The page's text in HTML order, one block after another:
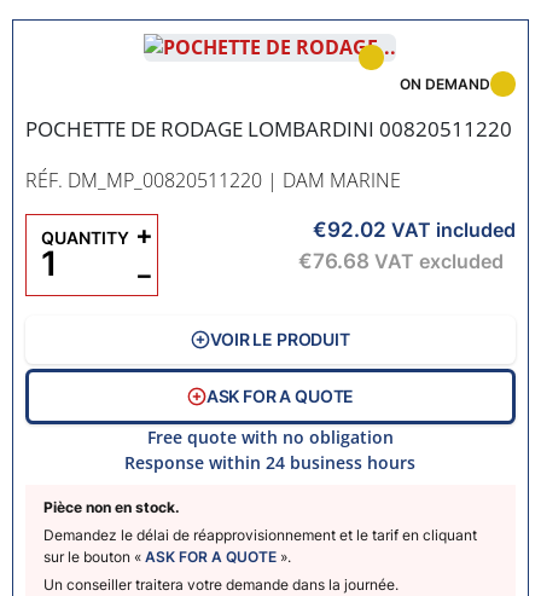
POCHETTE DE RODAGE LOMBARDINI 00820511220
RÉF. DM_MP_00820511220 | DAM MARINE
Pièce non en stock.
Demandez le délai de réapprovisionnement et le tarif en cliquant
sur le bouton « ASK FOR A QUOTE ».
Un conseiller traitera votre demande dans la journée.
ON DEMAND
€92.02 VAT included
€76.68 VAT excluded
QUANTITY
−
+
VOIR LE PRODUIT
ASK FOR A QUOTE
Free quote with no obligation
Response within 24 business hours